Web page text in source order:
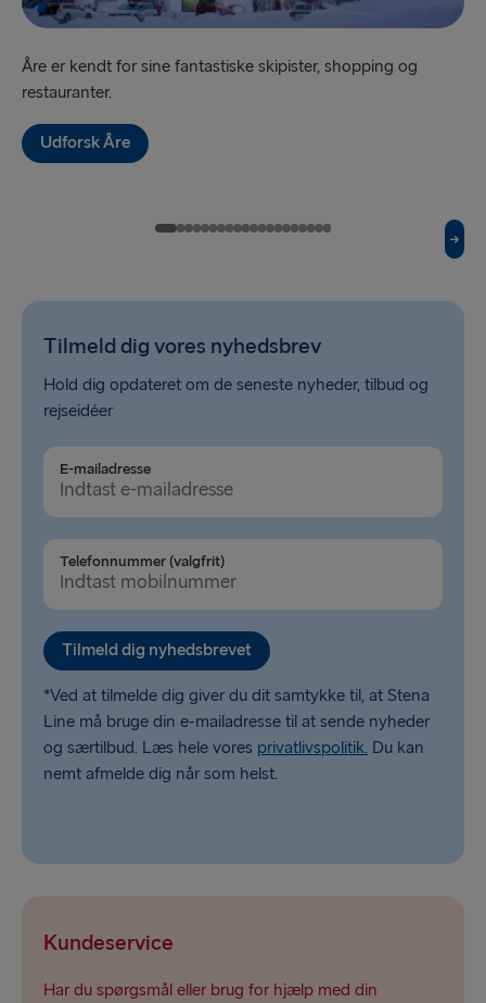
Travemünde → Liepāja
Hook of Holland → Harwich
Belfast → Cairnryan
Liverpool → Belfast
Belfast → Liverpool
Åre er kendt for sine fantastiske skipister, shopping og
restauranter.
Udforsk Åre
Tilmeld dig vores nyhedsbrev
Hold dig opdateret om de seneste nyheder, tilbud og
rejseidéer
E-mailadresse
Telefonnummer (valgfrit)
Tilmeld dig nyhedsbrevet
*Ved at tilmelde dig giver du dit samtykke til, at Stena
Line må bruge din e-mailadresse til at sende nyheder
og særtilbud. Læs hele vores privatlivspolitik. Du kan
nemt afmelde dig når som helst.
Kundeservice
Har du spørgsmål eller brug for hjælp med din